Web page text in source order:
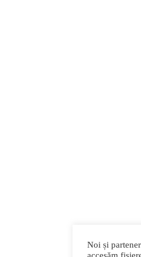
Noi și